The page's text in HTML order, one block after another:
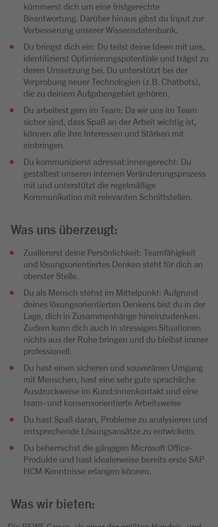
kümmerst dich um eine fristgerechte
Beantwortung. Darüber hinaus gibst du Input zur
Verbesserung unserer Wissensdatenbank.
Du bringst dich ein: Du teilst deine Ideen mit uns,
identifizierst Optimierungspotentiale und trägst zu
deren Umsetzung bei. Du unterstützt bei der
Verprobung neuer Technologien (z.B. Chatbots),
die zu deinem Aufgabengebiet gehören.
Du arbeitest gern im Team: Da wir uns im Team
sicher sind, dass Spaß an der Arbeit wichtig ist,
können alle ihre Interessen und Stärken mit
einbringen.
Du kommunizierst adressat:innengerecht: Du
gestaltest unseren internen Veränderungsprozess
mit und unterstützt die regelmäßige
Kommunikation mit relevanten Schnittstellen.
Was uns überzeugt:
Zuallererst deine Persönlichkeit: Teamfähigkeit
und lösungsorientiertes Denken steht für dich an
oberster Stelle.
Du als Mensch stehst im Mittelpunkt: Aufgrund
deines lösungsorientierten Denkens bist du in der
Lage, dich in Zusammenhänge hineinzudenken.
Zudem kann dich auch in stressigen Situationen
nichts aus der Ruhe bringen und du bleibst immer
professionell.
Du hast einen sicheren und souveränen Umgang
mit Menschen, hast eine sehr gute sprachliche
Ausdruckweise im Kund:innenkontakt und eine
team- und konsensorientierte Arbeitsweise
Du hast Spaß daran, Probleme zu analysieren und
entsprechende Lösungsansätze zu entwickeln.
Du beherrschst die gängigen Microsoft Office-
Produkte und hast idealerweise bereits erste SAP
HCM Kenntnisse erlangen können.
Was wir bieten: